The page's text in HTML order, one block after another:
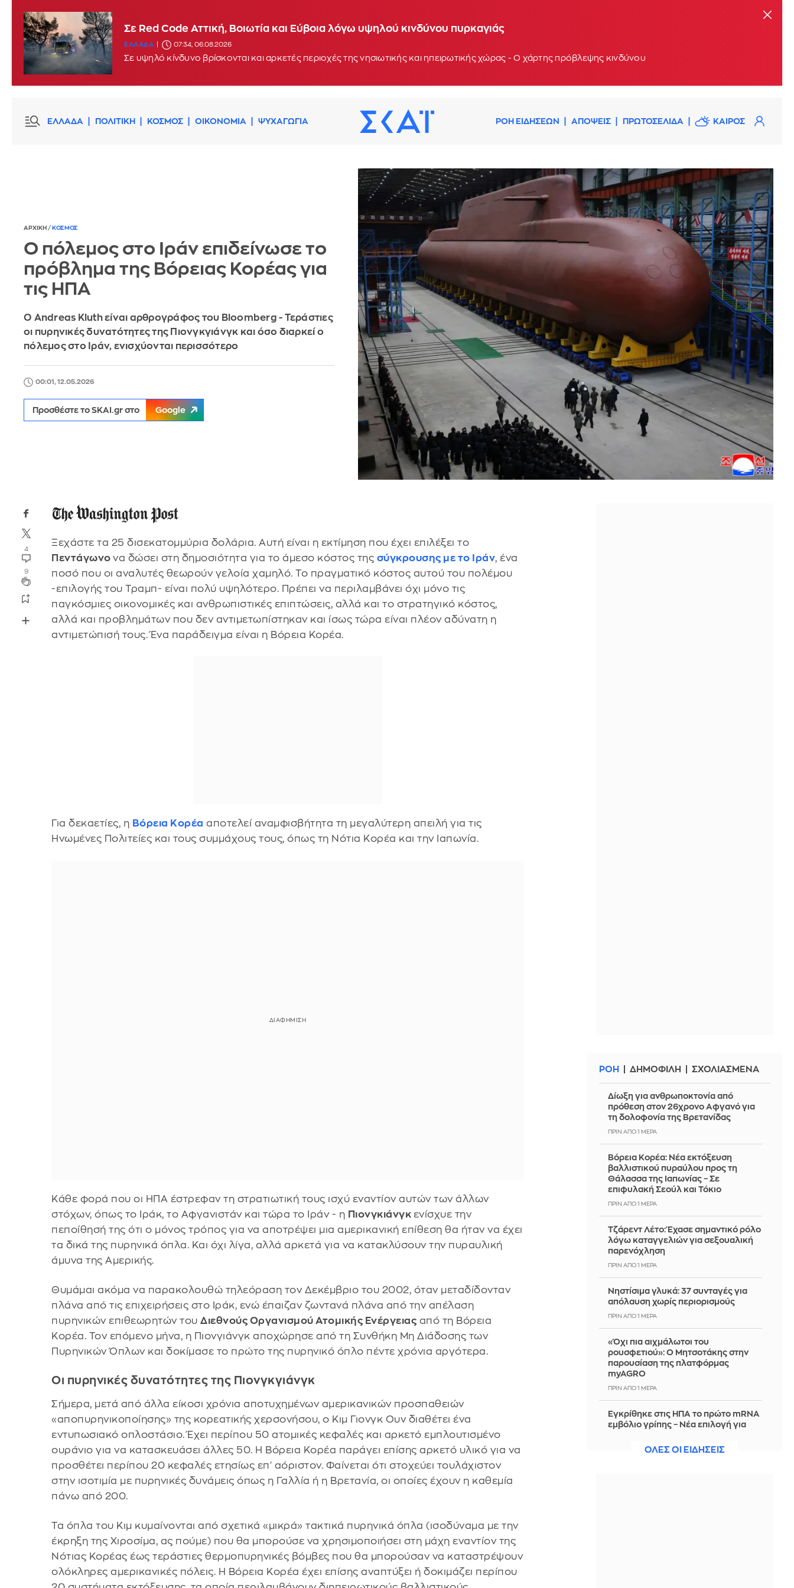
Σε Red Code Αττική, Βοιωτία και Εύβοια λόγω υψηλού κινδύνου πυρκαγιάς
ΕΛΛΑΔΑ 07:34, 06.08.2026
Σε υψηλό κίνδυνο βρίσκονται και αρκετές περιοχές της νησιωτικής και ηπειρωτικής χώρας - Ο χάρτης πρόβλεψης κινδύνου
ΕΛΛΑΔΑ ΠΟΛΙΤΙΚΗ ΚΟΣΜΟΣ ΟΙΚΟΝΟΜΙΑ ΨΥΧΑΓΩΓΙΑ ΡΟΗ ΕΙΔΗΣΕΩΝ ΑΠΟΨΕΙΣ ΠΡΩΤΟΣΕΛΙΔΑ ΚΑΙΡΟΣ
ΑΡΧΙΚΗ / ΚΟΣΜΟΣ
Ο πόλεμος στο Ιράν επιδείνωσε το
πρόβλημα της Βόρειας Κορέας για
τις ΗΠΑ
Ο Andreas Kluth είναι αρθρογράφος του Bloomberg - Τεράστιες
οι πυρηνικές δυνατότητες της Πιονγκγιάνγκ και όσο διαρκεί ο
πόλεμος στο Ιράν, ενισχύονται περισσότερο
00:01, 12.05.2026
Προσθέστε το SKAI.gr στο Google
4
9
Ξεχάστε τα 25 δισεκατομμύρια δολάρια. Αυτή είναι η εκτίμηση που έχει επιλέξει το
Πεντάγωνονα δώσει στη δημοσιότητα για το άμεσο κόστος της σύγκρουσης με το Ιράν, ένα
ποσό που οι αναλυτές θεωρούν γελοία χαμηλό. Το πραγματικό κόστος αυτού του πολέμου
-επιλογής του Τραμπ- είναι πολύ υψηλότερο. Πρέπει να περιλαμβάνει όχι μόνο τις
παγκόσμιες οικονομικές και ανθρωπιστικές επιπτώσεις, αλλά και το στρατηγικό κόστος,
αλλά και προβλημάτων που δεν αντιμετωπίστηκαν και ίσως τώρα είναι πλέον αδύνατη η
αντιμετώπισή τους. Ένα παράδειγμα είναι η Βόρεια Κορέα.
Για δεκαετίες, η Βόρεια Κορέα αποτελεί αναμφισβήτητα τη μεγαλύτερη απειλή για τις
Ηνωμένες Πολιτείες και τους συμμάχους τους, όπως τη Νότια Κορέα και την Ιαπωνία.
Κάθε φορά που οι ΗΠΑ έστρεφαν τη στρατιωτική τους ισχύ εναντίον αυτών των άλλων
στόχων, όπως το Ιράκ, το Αφγανιστάν και τώρα το Ιράν - η Πιονγκιάνγκ ενίσχυε την
πεποίθησή της ότι ο μόνος τρόπος για να αποτρέψει μια αμερικανική επίθεση θα ήταν να έχει
τα δικά της πυρηνικά όπλα. Και όχι λίγα, αλλά αρκετά για να κατακλύσουν την πυραυλική
άμυνα της Αμερικής.
Θυμάμαι ακόμα να παρακολουθώ τηλεόραση τον Δεκέμβριο του 2002, όταν μεταδίδονταν
πλάνα από τις επιχειρήσεις στο Ιράκ, ενώ έπαιζαν ζωντανά πλάνα από την απέλαση
πυρηνικών επιθεωρητών τουΔιεθνούς Οργανισμού Ατομικής Ενέργειας από τη Βόρεια
Κορέα. Τον επόμενο μήνα, η Πιονγιάνγκ αποχώρησε από τη Συνθήκη Μη Διάδοσης των
Πυρηνικών Όπλων και δοκίμασε το πρώτο της πυρηνικό όπλο πέντε χρόνια αργότερα.
Οι πυρηνικές δυνατότητες της Πιονγκγιάνγκ
Σήμερα, μετά από άλλα είκοσι χρόνια αποτυχημένων αμερικανικών προσπαθειών
«αποπυρηνικοποίησης» της κορεατικής χερσονήσου, ο Κιμ Γιονγκ Ουν διαθέτει ένα
εντυπωσιακό οπλοστάσιο. Έχει περίπου 50 ατομικές κεφαλές και αρκετό εμπλουτισμένο
ουράνιο για να κατασκευάσει άλλες 50. Η Βόρεια Κορέα παράγει επίσης αρκετό υλικό για να
προσθέτει περίπου 20 κεφαλές ετησίως επ' αόριστον. Φαίνεται ότι στοχεύει τουλάχιστον
στην ισοτιμία με πυρηνικές δυνάμεις όπως η Γαλλία ή η Βρετανία, οι οποίες έχουν η καθεμία
πάνω από 200.
Τα όπλα του Κιμ κυμαίνονται από σχετικά «μικρά» τακτικά πυρηνικά όπλα (ισοδύναμα με την
έκρηξη της Χιροσίμα, ας πούμε) που θα μπορούσε να χρησιμοποιήσει στη μάχη εναντίον της
Νότιας Κορέας έως τεράστιες θερμοπυρηνικές βόμβες που θα μπορούσαν να καταστρέψουν
ολόκληρες αμερικανικές πόλεις. Η Βόρεια Κορέα έχει επίσης αναπτύξει ή δοκιμάζει περίπου
ΡΟΗ ΔΗΜΟΦΙΛΗ ΣΧΟΛΙΑΣΜΕΝΑ
Δίωξη για ανθρωποκτονία από
πρόθεση στον 26χρονο Αφγανό για
τη δολοφονία της Βρετανίδας
ΠΡΙΝ ΑΠΌ 1 ΜΈΡΑ
Βόρεια Κορέα: Νέα εκτόξευση
βαλλιστικού πυραύλου προς τη
Θάλασσα της Ιαπωνίας – Σε
επιφυλακή Σεούλ και Τόκιο
ΠΡΙΝ ΑΠΌ 1 ΜΈΡΑ
Τζάρεντ Λέτο: Έχασε σημαντικό ρόλο
λόγω καταγγελιών για σεξουαλική
παρενόχληση
ΠΡΙΝ ΑΠΌ 1 ΜΈΡΑ
Νηστίσιμα γλυκά: 37 συνταγές για
απόλαυση χωρίς περιορισμούς
ΠΡΙΝ ΑΠΌ 1 ΜΈΡΑ
«Όχι πια αιχμάλωτοι του
ρουσφετιού»: Ο Μητσοτάκης στην
παρουσίαση της πλατφόρμας
myAGRO
ΠΡΙΝ ΑΠΌ 1 ΜΈΡΑ
Εγκρίθηκε στις ΗΠΑ το πρώτο mRNA
εμβόλιο γρίπης – Νέα επιλογή για
ΠΡΙΝ ΑΠΌ 1 ΜΈΡΑΟΛΕΣ ΟΙ ΕΙΔΗΣΕΙΣ